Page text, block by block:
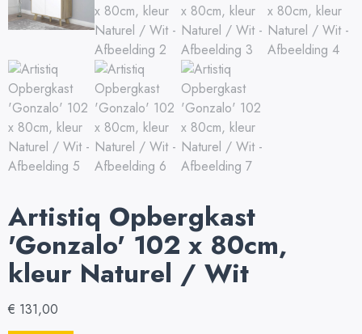
Artistiq Opbergkast
'Gonzalo' 102 x 80cm,
kleur Naturel / Wit
€ 131,00